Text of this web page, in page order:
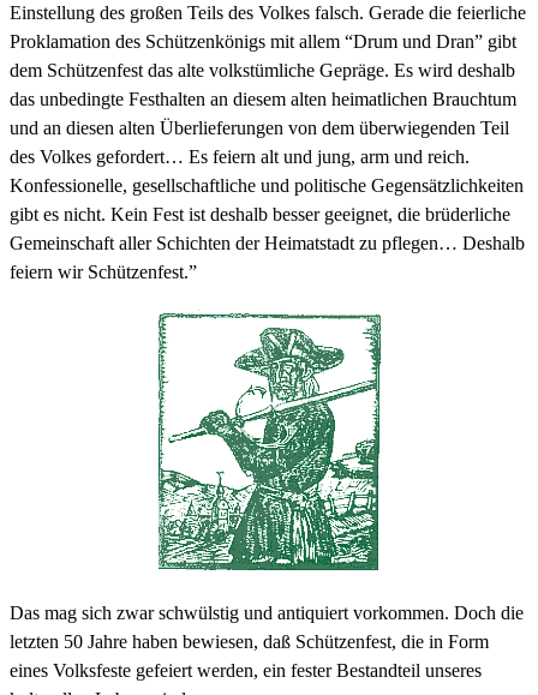
Einstellung des großen Teils des Volkes falsch. Gerade die feierliche
Proklamation des Schützenkönigs mit allem “Drum und Dran” gibt
dem Schützenfest das alte volkstümliche Gepräge. Es wird deshalb
das unbedingte Festhalten an diesem alten heimatlichen Brauchtum
und an diesen alten Überlieferungen von dem überwiegenden Teil
des Volkes gefordert… Es feiern alt und jung, arm und reich.
Konfessionelle, gesellschaftliche und politische Gegensätzlichkeiten
gibt es nicht. Kein Fest ist deshalb besser geeignet, die brüderliche
Gemeinschaft aller Schichten der Heimatstadt zu pflegen… Deshalb
feiern wir Schützenfest.”
Das mag sich zwar schwülstig und antiquiert vorkommen. Doch die
letzten 50 Jahre haben bewiesen, daß Schützenfest, die in Form
eines Volksfeste gefeiert werden, ein fester Bestandteil unseres